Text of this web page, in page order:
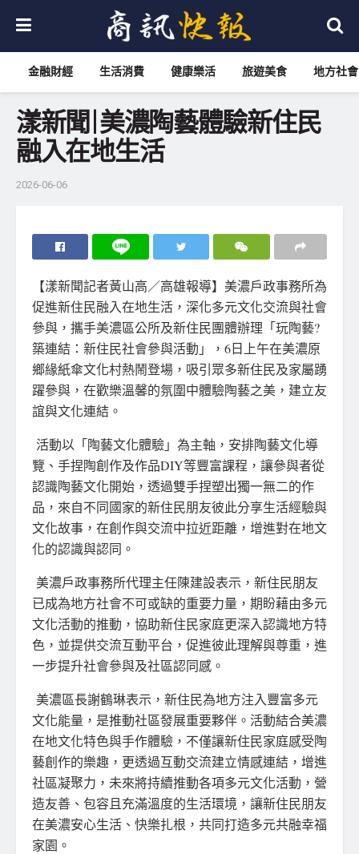
金融財經 生活消費 健康樂活 旅遊美食 地方社會
漾新聞|美濃陶藝體驗新住民
融入在地生活
2026-06-06
【漾新聞記者黃山高／高雄報導】美濃戶政事務所為
促進新住民融入在地生活，深化多元文化交流與社會
參與，攜手美濃區公所及新住民團體辦理「玩陶藝?
築連結：新住民社會參與活動」，6日上午在美濃原
鄉緣紙傘文化村熱鬧登場，吸引眾多新住民及家屬踴
躍參與，在歡樂溫馨的氛圍中體驗陶藝之美，建立友
誼與文化連結。
活動以「陶藝文化體驗」為主軸，安排陶藝文化導
覽、手捏陶創作及作品DIY等豐富課程，讓參與者從
認識陶藝文化開始，透過雙手捏塑出獨一無二的作
品，來自不同國家的新住民朋友彼此分享生活經驗與
文化故事，在創作與交流中拉近距離，增進對在地文
化的認識與認同。
美濃戶政事務所代理主任陳建設表示，新住民朋友
已成為地方社會不可或缺的重要力量，期盼藉由多元
文化活動的推動，協助新住民家庭更深入認識地方特
色，並提供交流互動平台，促進彼此理解與尊重，進
一步提升社會參與及社區認同感。
美濃區長謝鶴琳表示，新住民為地方注入豐富多元
文化能量，是推動社區發展重要夥伴。活動結合美濃
在地文化特色與手作體驗，不僅讓新住民家庭感受陶
藝創作的樂趣，更透過互動交流建立情感連結，增進
社區凝聚力，未來將持續推動各項多元文化活動，營
造友善、包容且充滿溫度的生活環境，讓新住民朋友
在美濃安心生活、快樂扎根，共同打造多元共融幸福
家園。